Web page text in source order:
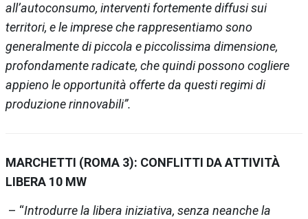
all’autoconsumo, interventi fortemente diffusi sui
territori, e le imprese che rappresentiamo sono
generalmente di piccola e piccolissima dimensione,
profondamente radicate, che quindi possono cogliere
appieno le opportunità offerte da questi regimi di
produzione rinnovabili”.
MARCHETTI (ROMA 3): CONFLITTI DA ATTIVITÀ
LIBERA 10 MW
– “Introdurre la libera iniziativa, senza neanche la